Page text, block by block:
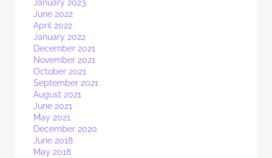
January 2023
June 2022
April 2022
January 2022
December 2021
November 2021
October 2021
September 2021
August 2021
June 2021
May 2021
December 2020
June 2018
May 2018